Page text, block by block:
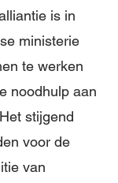
is in
ministerie
te werken
noodhulp aan
stijgend
voor de
van